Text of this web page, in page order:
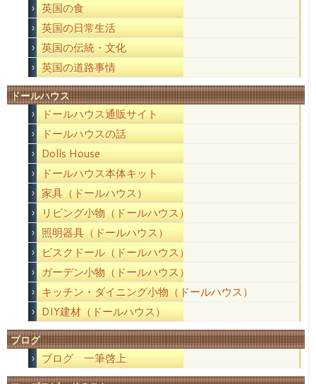
英国の食
英国の日常生活
英国の伝統・文化
英国の道路事情
ドールハウス
ドールハウス通販サイト
ドールハウスの話
Dolls House
ドールハウス本体キット
家具（ドールハウス）
リビング小物（ドールハウス）
照明器具（ドールハウス）
ビスクドール（ドールハウス）
ガーデン小物（ドールハウス）
キッチン・ダイニング小物（ドールハウス）
DIY建材（ドールハウス）
ブログ
ブログ 一筆啓上